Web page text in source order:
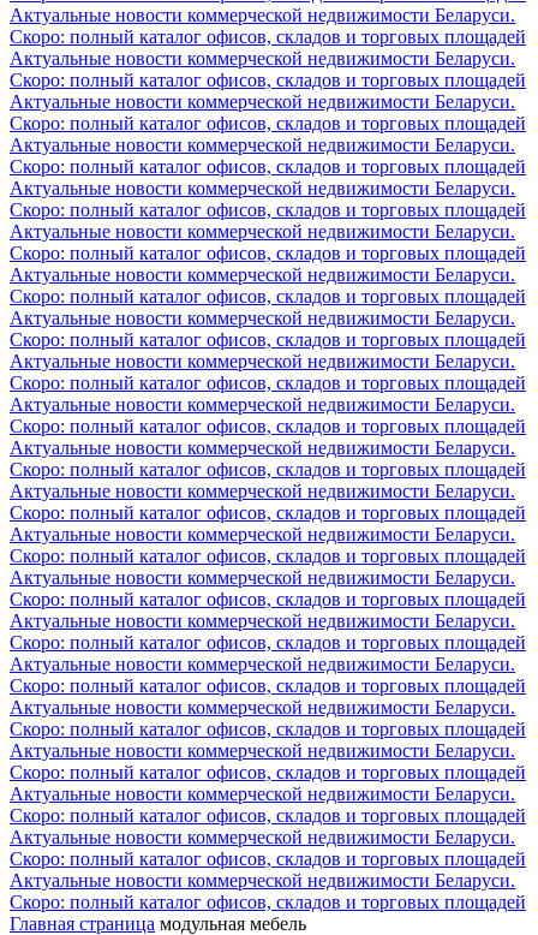
Актуальные новости коммерческой недвижимости Беларуси.
Скоро: полный каталог офисов, складов и торговых площадей
Актуальные новости коммерческой недвижимости Беларуси.
Скоро: полный каталог офисов, складов и торговых площадей
Актуальные новости коммерческой недвижимости Беларуси.
Скоро: полный каталог офисов, складов и торговых площадей
Актуальные новости коммерческой недвижимости Беларуси.
Скоро: полный каталог офисов, складов и торговых площадей
Актуальные новости коммерческой недвижимости Беларуси.
Скоро: полный каталог офисов, складов и торговых площадей
Актуальные новости коммерческой недвижимости Беларуси.
Скоро: полный каталог офисов, складов и торговых площадей
Актуальные новости коммерческой недвижимости Беларуси.
Скоро: полный каталог офисов, складов и торговых площадей
Актуальные новости коммерческой недвижимости Беларуси.
Скоро: полный каталог офисов, складов и торговых площадей
Актуальные новости коммерческой недвижимости Беларуси.
Скоро: полный каталог офисов, складов и торговых площадей
Актуальные новости коммерческой недвижимости Беларуси.
Скоро: полный каталог офисов, складов и торговых площадей
Актуальные новости коммерческой недвижимости Беларуси.
Скоро: полный каталог офисов, складов и торговых площадей
Актуальные новости коммерческой недвижимости Беларуси.
Скоро: полный каталог офисов, складов и торговых площадей
Актуальные новости коммерческой недвижимости Беларуси.
Скоро: полный каталог офисов, складов и торговых площадей
Актуальные новости коммерческой недвижимости Беларуси.
Скоро: полный каталог офисов, складов и торговых площадей
Актуальные новости коммерческой недвижимости Беларуси.
Скоро: полный каталог офисов, складов и торговых площадей
Актуальные новости коммерческой недвижимости Беларуси.
Скоро: полный каталог офисов, складов и торговых площадей
Актуальные новости коммерческой недвижимости Беларуси.
Скоро: полный каталог офисов, складов и торговых площадей
Актуальные новости коммерческой недвижимости Беларуси.
Скоро: полный каталог офисов, складов и торговых площадей
Актуальные новости коммерческой недвижимости Беларуси.
Скоро: полный каталог офисов, складов и торговых площадей
Актуальные новости коммерческой недвижимости Беларуси.
Скоро: полный каталог офисов, складов и торговых площадей
Актуальные новости коммерческой недвижимости Беларуси.
Скоро: полный каталог офисов, складов и торговых площадей
Главная страница модульная мебель